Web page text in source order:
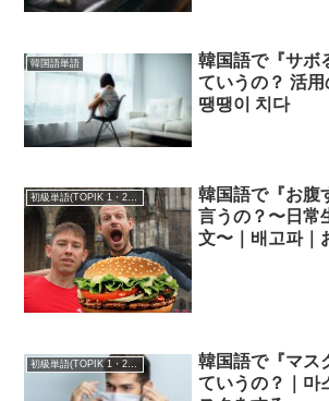
韓国語単語
韓国語で『サボ
ていうの？ 活用
땡땡이 치다
初級単語(TOPIK 1・2級)
韓国語で『お腹
言うの？〜日常
文〜｜ 배고파｜
韓国語で『マス
ていうの？｜마